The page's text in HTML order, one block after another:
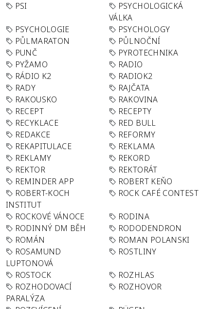
PSI
PSYCHOLOGICKÁ
VÁLKA
PSYCHOLOGIE
PSYCHOLOGY
PŮLMARATON
PŮLNOČNÍ
PUNČ
PYROTECHNIKA
PYŽAMO
RADIO
RÁDIO K2
RADIOK2
RADY
RAJČATA
RAKOUSKO
RAKOVINA
RECEPT
RECEPTY
RECYKLACE
RED BULL
REDAKCE
REFORMY
REKAPITULACE
REKLAMA
REKLAMY
REKORD
REKTOR
REKTORÁT
REMINDER APP
ROBERT KEŇO
ROBERT-KOCH
INSTITUT
ROCK CAFÉ CONTEST
ROCKOVÉ VÁNOCE
RODINA
RODINNÝ DM BĚH
RODODENDRON
ROMÁN
ROMAN POLANSKI
ROSAMUND
LUPTONOVÁ
ROSTLINY
ROSTOCK
ROZHLAS
ROZHODOVACÍ
PARALÝZA
ROZHOVOR